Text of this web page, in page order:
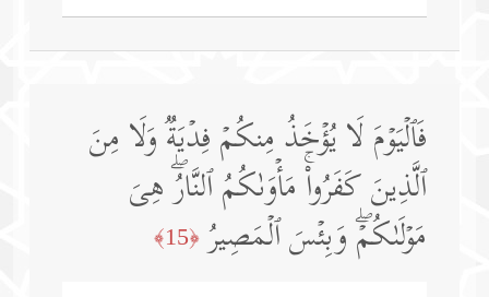
فَٱلۡیَوۡمَ لَا یُؤۡخَذُ مِنكُمۡ فِدۡیَةࣱ وَلَا مِنَ
ٱلَّذِینَ كَفَرُوا۟ۚ مَأۡوَىٰكُمُ ٱلنَّارُۖ هِیَ
مَوۡلَىٰكُمۡۖ وَبِئۡسَ ٱلۡمَصِیرُ ﴿15﴾